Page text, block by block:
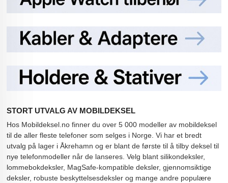
STORT UTVALG AV MOBILDEKSEL
Hos Mobildeksel.no finner du over 5 000 modeller av mobildeksel
til de aller fleste telefoner som selges i Norge. Vi har et bredt
utvalg på lager i Åkrehamn og er blant de første til å tilby deksel til
nye telefonmodeller når de lanseres. Velg blant silikondeksler,
lommebokdeksler, MagSafe-kompatible deksler, gjennomsiktige
deksler, robuste beskyttelsesdeksler og mange andre populære